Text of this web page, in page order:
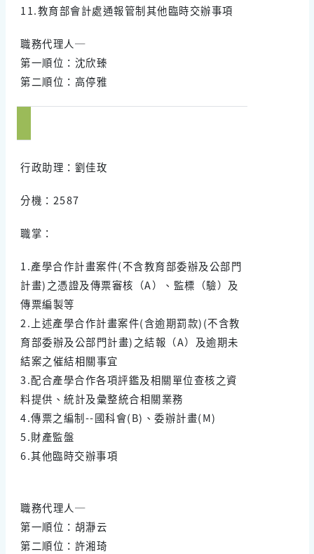
11.教育部會計處通報管制其他臨時交辦事項
職務代理人─
第一順位：沈欣臻
第二順位：高停雅
行政助理：劉佳玫
分機：2587
職掌：
1.產學合作計畫案件(不含教育部委辦及公部門
計畫)之憑證及傳票審核（A）、監標（驗）及
傳票編製等
2.上述產學合作計畫案件(含逾期罰款)(不含教
育部委辦及公部門計畫)之結報（A）及逾期未
結案之催結相關事宜
3.配合產學合作各項評鑑及相關單位查核之資
料提供、統計及彙整統合相關業務
4.傳票之編制--國科會(B)、委辦計畫(M)
5.財產監盤
6.其他臨時交辦事項
職務代理人─
第一順位：胡瀞云
第二順位：許湘琦